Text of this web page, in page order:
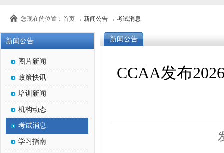
您现在的位置：首页 → 新闻公告 → 考试消息
新闻公告
图片新闻
政策快讯
培训新闻
机构动态
考试消息
学习指南
新闻公告
CCAA发布